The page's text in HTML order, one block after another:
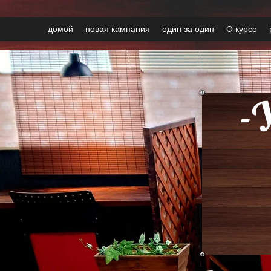
домой новая кампания один за один О курсе
-